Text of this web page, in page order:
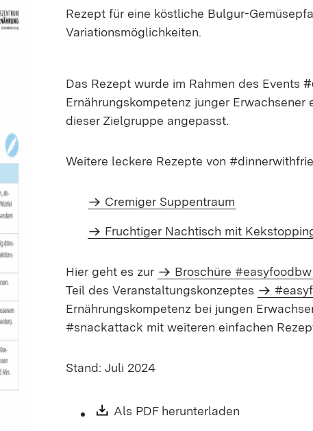
Rezept für eine köstliche Bulgur-
Variationsmöglichkeiten.
Das Rezept wurde im Rahmen des Events
Ernährungskompetenz junger
dieser Zielgruppe angepasst.
Weitere leckere Rezepte von
Cremiger Suppentraum
Fruchtiger Nachtisch mit
Hier geht es zur Broschüre #easyfoodbw
Teil des Veranstaltungskonzeptes
Ernährungskompetenz bei jungen
#snackattack mit weiteren einfachen
Stand: Juli 2024
Download:
Als PDF herunterladen